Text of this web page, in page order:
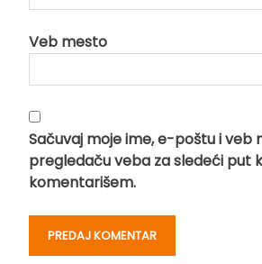
Veb mesto
Sačuvaj moje ime, e-poštu i veb
pregledaču veba za sledeći put
komentarišem.